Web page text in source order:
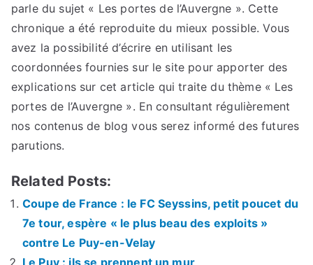
parle du sujet « Les portes de l’Auvergne ». Cette
chronique a été reproduite du mieux possible. Vous
avez la possibilité d’écrire en utilisant les
coordonnées fournies sur le site pour apporter des
explications sur cet article qui traite du thème « Les
portes de l’Auvergne ». En consultant régulièrement
nos contenus de blog vous serez informé des futures
parutions.
Related Posts:
Coupe de France : le FC Seyssins, petit poucet du
7e tour, espère « le plus beau des exploits »
contre Le Puy-en-Velay
Le Puy : ils se prennent un mur